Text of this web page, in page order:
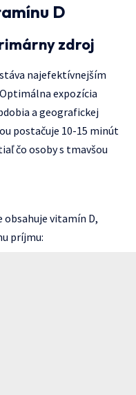
D
zdroj
najefektívnejším
expozícia
a geografickej
postačuje 10-15 minút
čo osoby s tmavšou
vitamín D,
príjmu: